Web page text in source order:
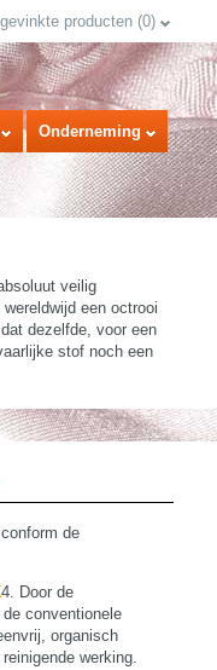
producten (0)
Onderneming
veilig
een octrooi
dezelfde, voor een
stof noch een
de
4. Door de
conventionele
organisch
werking.